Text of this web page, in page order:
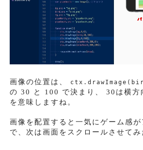
画像の位置は、
の 30 と 100 で決まり、 30は横方
を意味しますね。
画像を配置すると一気にゲーム感
で、次は画面をスクロールさせてみ